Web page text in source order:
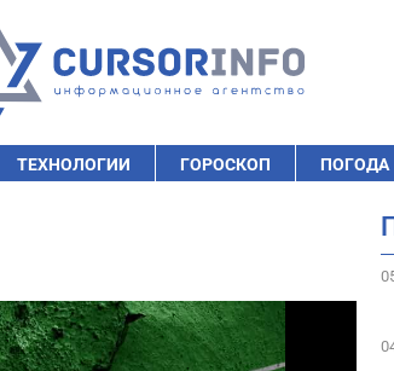
ТЕХНОЛОГИИ ГОРОСКОП ПОГОДА